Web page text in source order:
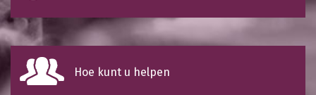
Hoe kunt u helpen